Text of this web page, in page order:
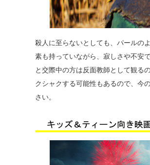
殺人に至らないとしても、パールの
素も持っていながら、寂しさや不安
と交際中の方は反面教師として観る
クシャクする可能性もあるので、今
さい。